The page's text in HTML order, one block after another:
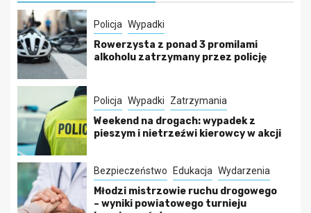
Policja Wypadki
Rowerzysta z ponad 3 promilami
alkoholu zatrzymany przez policję
Policja Wypadki Zatrzymania
Weekend na drogach: wypadek z
pieszym i nietrzeźwi kierowcy w akcji
Bezpieczeństwo Edukacja Wydarzenia
Młodzi mistrzowie ruchu drogowego
– wyniki powiatowego turnieju